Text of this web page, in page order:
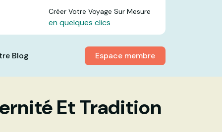
Créer Votre Voyage Sur Mesure
en quelques clics
Blog Espace membre
Et Tradition